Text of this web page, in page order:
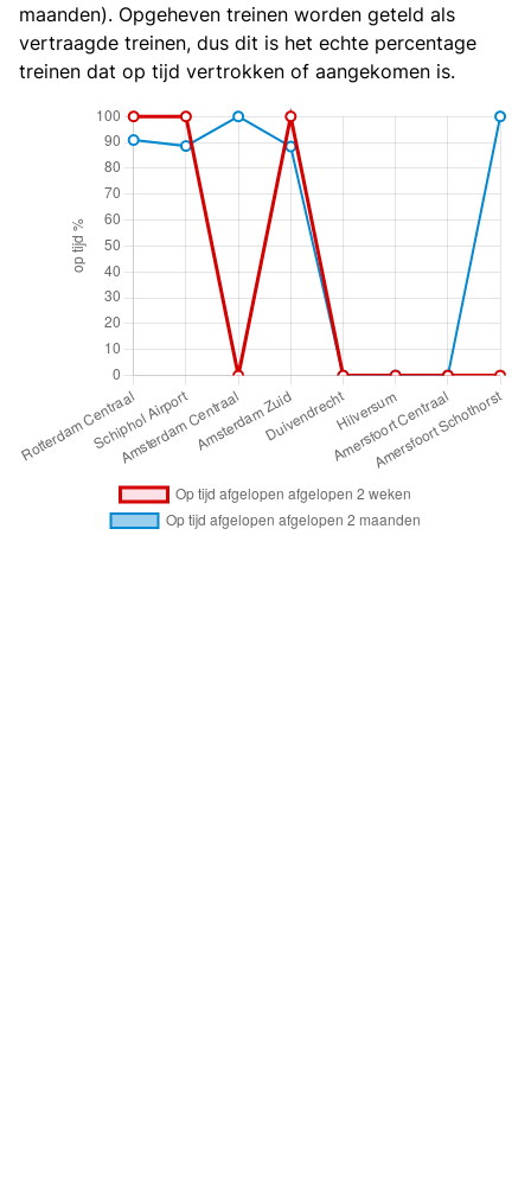
maanden). Opgeheven treinen worden geteld als
vertraagde treinen, dus dit is het echte percentage
treinen dat op tijd vertrokken of aangekomen is.